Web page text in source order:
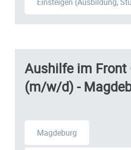
Aushilfe im Front
(m/w/d) -
Magdeburg